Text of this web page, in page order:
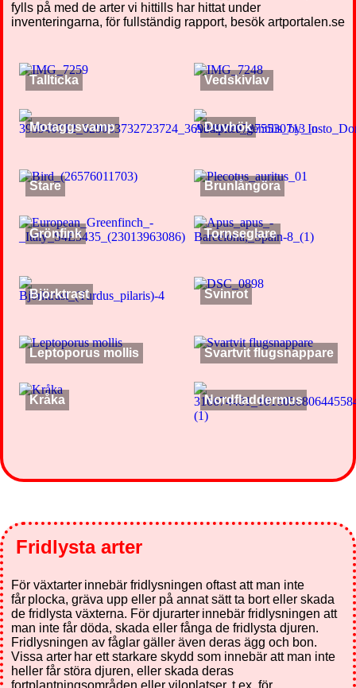
fylls på med de arter vi hittills har hittat under
inventeringarna, för fullständig rapport, besök artportalen.se
Tallticka Vedskivlav
Motaggsvamp Duvhök
Stare Brunlångöra
Grönfink Tornseglare
Björktrast Svinrot
Leptoporus mollis Svartvit flugsnappare
Kråka Nordfladdermus
Fridlysta arter
För växtarter innebär fridlysningen oftast att man inte
får plocka, gräva upp eller på annat sätt ta bort eller skada
de fridlysta växterna. För djurarter innebär fridlysningen att
man inte får döda, skada eller fånga de fridlysta djuren.
Fridlysningen av fåglar gäller även deras ägg och bon.
Vissa arter har ett starkare skydd som innebär att man inte
heller får störa djuren, eller skada deras
fortplantningsområden eller viloplatser, t.ex. för